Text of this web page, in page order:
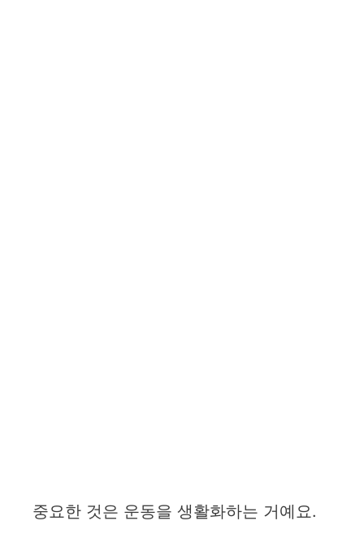
중요한 것은 운동을 생활화하는 거예요.